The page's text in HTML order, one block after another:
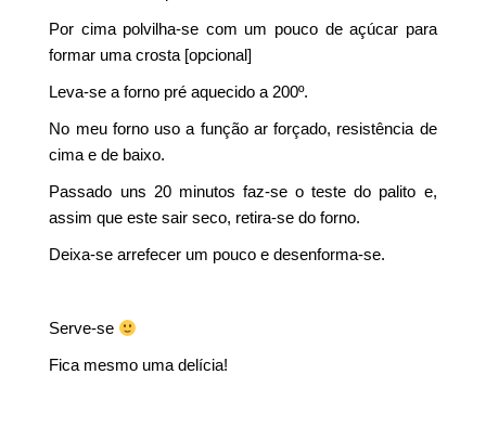
Por cima polvilha-se com um pouco de açúcar para
formar uma crosta [opcional]
Leva-se a forno pré aquecido a 200º.
No meu forno uso a função ar forçado, resistência de
cima e de baixo.
Passado uns 20 minutos faz-se o teste do palito e,
assim que este sair seco, retira-se do forno.
Deixa-se arrefecer um pouco e desenforma-se.
Serve-se
Fica mesmo uma delícia!